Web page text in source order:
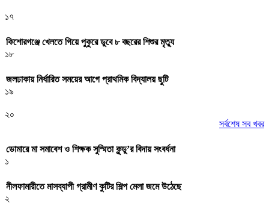
১৭
কিশোরগঞ্জে খেলতে গিয়ে পুকুরে ডুবে ৮ বছরের শিশুর মৃত্যু
১৮
জলঢাকায় নির্ধারিত সময়ের আগে প্রাথমিক বিদ্যালয় ছুটি
১৯
২০
সর্বশেষ সব খবর
ডোমারে মা সমাবেশ ও শিক্ষক সুস্মিতা কুন্ডু’র বিদায় সংবর্ধনা
১
নীলফামারীতে মাসব্যাপী গ্রামীণ কুটির শিল্প মেলা জমে উঠেছে
২